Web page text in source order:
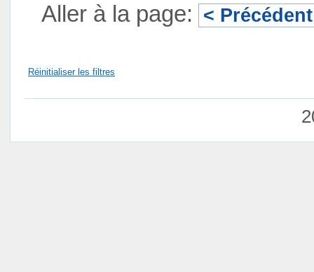
Aller à la page: < Précédent
Réinitialiser les filtres